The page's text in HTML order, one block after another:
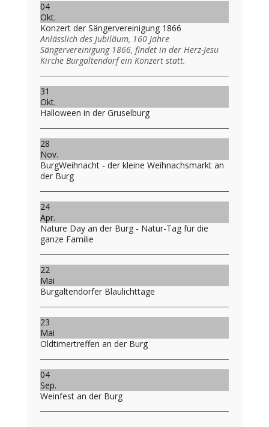
04
Okt.
Konzert der Sängervereinigung 1866
Anlässlich des Jubiläum, 160 Jahre
Sängervereinigung 1866, findet in der Herz-Jesu
Kirche Burgaltendorf ein Konzert statt.
31
Okt.
Halloween in der Gruselburg
28
Nov.
BurgWeihnacht - der kleine Weihnachsmarkt an
der Burg
24
Apr.
Nature Day an der Burg - Natur-Tag für die
ganze Familie
22
Mai
Burgaltendorfer Blaulichttage
23
Mai
Oldtimertreffen an der Burg
04
Sep.
Weinfest an der Burg